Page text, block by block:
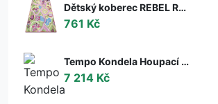
Dětský koberec REBEL ROADS Sweet town 26 Cukrovinky, protiskluzový - růžový / zelený
761 Kč
Tempo Kondela Houpací křeslo s podnoží TALMAN, ořech
7 214 Kč